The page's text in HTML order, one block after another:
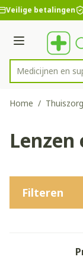
Ga naar de inhoud
1 van 1
Veilige betalingen
Menu
Product, merk,
Medicijn
Home /
Filteren